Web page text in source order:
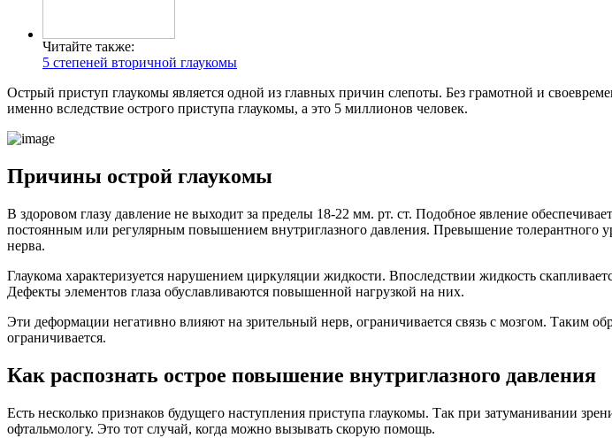
Читайте также:
5 степеней вторичной глаукомы
Острый приступ глаукомы является одной из главных причин слепоты. Без грамотной и
именно вследствие острого приступа глаукомы, а это 5 миллионов человек.
Причины острой глаукомы
В здоровом глазу давление не выходит за пределы 18-22 мм. рт. ст. Подобное явление
постоянным или регулярным повышением внутриглазного давления. Превышение толерантного
нерва.
Глаукома характеризуется нарушением циркуляции жидкости. Впоследствии жидкость
Дефекты элементов глаза обуславливаются повышенной нагрузкой на них.
Эти деформации негативно влияют на зрительный нерв, ограничивается связь с мозгом. Таким
ограничивается.
Как распознать острое повышение внутриглазного давления
Есть несколько признаков будущего наступления приступа глаукомы. Так при затуманивании
офтальмологу. Это тот случай, когда можно вызывать скорую помощь.